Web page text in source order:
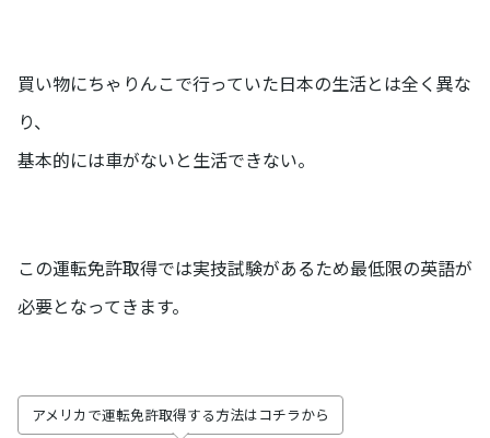
買い物にちゃりんこで行っていた日本の生活とは全く異な
り、
基本的には車がないと生活できない。
この運転免許取得では実技試験があるため最低限の英語が
必要となってきます。
アメリカで運転免許取得する方法はコチラから